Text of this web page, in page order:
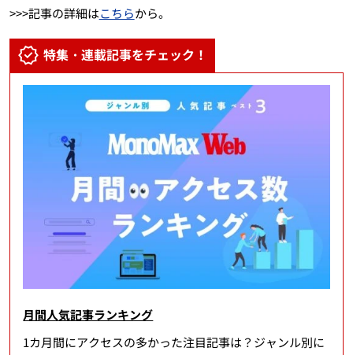
>>>記事の詳細はこちらから。
特集・連載記事をチェック！
月間人気記事ランキング
1カ月間にアクセスの多かった注目記事は？ジャンル別に